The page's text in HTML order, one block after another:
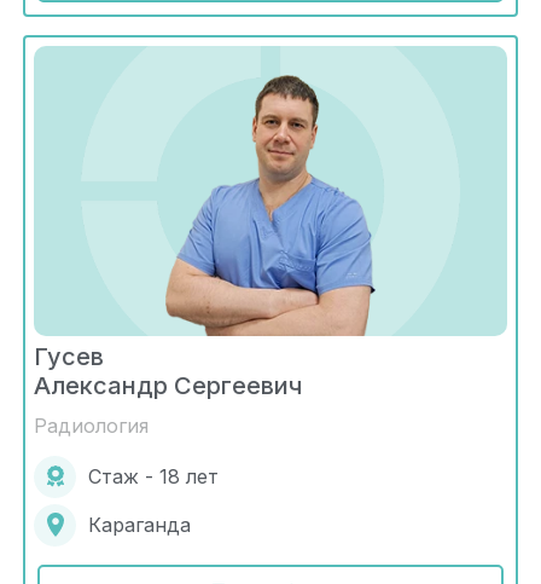
Гусев
Александр Сергеевич
Радиология
Стаж - 18 лет
Караганда